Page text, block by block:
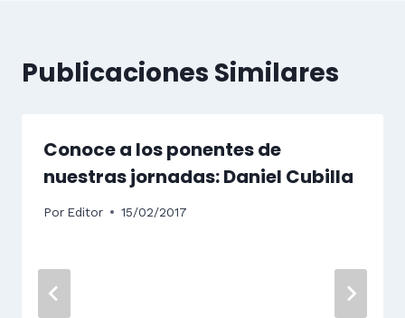
Publicaciones Similares
Conoce a los ponentes de
nuestras jornadas: Daniel Cubilla
Por Editor 15/02/2017